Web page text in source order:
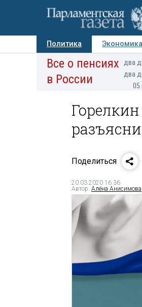
Политика Экономика
Авторы Персоны
Все о пенсиях
в России
два
два
Поделиться
20.03.2020 16:36
Автор: Алёна Анисимова